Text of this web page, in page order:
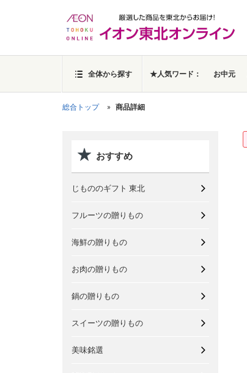
全体から探す ★人気ワード： お中元
総合トップ 商品詳細
おすすめ
じもののギフト 東北
フルーツの贈りもの
海鮮の贈りもの
お肉の贈りもの
鍋の贈りもの
スイーツの贈りもの
美味銘選